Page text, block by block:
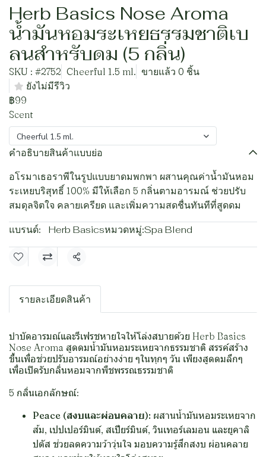
Herb Basics Nose Aroma
น้ำมันหอมระเหยธรรมชาติเบ
ลนสำหรับดม (5 กลิ่น)
SKU : #2752 Cheerful 1.5 ml. ขายแล้ว 0 ชิ้น
ยังไม่มีรีวิว
฿99
Scent
Cheerful 1.5 ml.
คำอธิบายสินค้าแบบย่อ
อโรมาเธอราพีในรูปแบบยาดมพกพา ผสานคุณค่าน้ำมันหอม
ระเหยบริสุทธิ์ 100% มีให้เลือก 5 กลิ่นตามอารมณ์ ช่วยปรับ
สมดุลจิตใจ คลายเครียด และเพิ่มความสดชื่นทันทีที่สูดดม
แบรนด์: Herb Basicsหมวดหมู่:Spa Blend
แชร์
รายละเอียดสินค้า
บำบัดอารมณ์และรีเฟรชหายใจให้โล่งสบายด้วย Herb Basics
Nose Aroma สูดดมน้ำมันหอมระเหยจากธรรมชาติ สรรค์สร้าง
ขึ้นเพื่อช่วยปรับอารมณ์อย่างง่าย ๆในทุกๆ วัน เพียงสูดดมลึกๆ
เพื่อเปิดรับกลิ่นหอมจากพืชพรรณธรรมชาติ
5 กลิ่นเอกลักษณ์:
Peace (สงบและผ่อนคลาย): ผสานน้ำมันหอมระเหยจาก
ส้ม, เปปเปอร์มินต์, สเปียร์มินต์, วินเทอร์เลมอน และยูคาลิ
ปตัส ช่วยลดความว้าวุ่นใจ มอบความรู้สึกสงบ ผ่อนคลาย